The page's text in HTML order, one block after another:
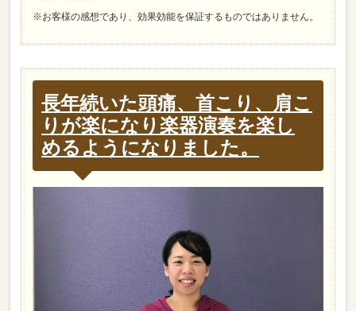
※お客様の感想であり、効果効能を保証するものではありません。
長年続いた頭痛、首こり、肩こ
りが楽になり楽器演奏を楽し
めるようになりました。